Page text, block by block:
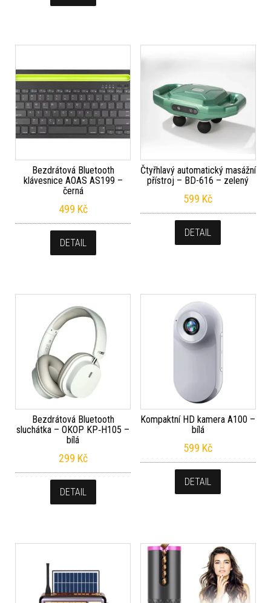
Bezdrátová Bluetooth
klávesnice AOAS AS199 –
černá
499 Kč
DETAIL
Čtyřhlavý automatický masážní
přístroj – BD-616 – zelený
599 Kč
DETAIL
Bezdrátová Bluetooth
sluchátka – OKOP KP‑H105 –
bílá
299 Kč
DETAIL
Kompaktní HD kamera A100 –
bílá
599 Kč
DETAIL